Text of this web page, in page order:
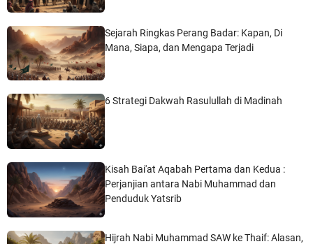
Sejarah Ringkas Perang Badar: Kapan, Di
Mana, Siapa, dan Mengapa Terjadi
6 Strategi Dakwah Rasulullah di Madinah
Kisah Bai'at Aqabah Pertama dan Kedua :
Perjanjian antara Nabi Muhammad dan
Penduduk Yatsrib
Hijrah Nabi Muhammad SAW ke Thaif: Alasan,